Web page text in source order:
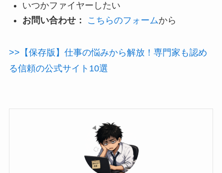
いつかファイヤーしたい
お問い合わせ：
こちらのフォームから
>>【保存版】仕事の悩みから解放！専門家も認め
る信頼の公式サイト10選